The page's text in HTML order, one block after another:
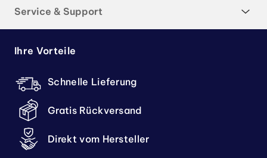
Service & Support
Ihre Vorteile
Schnelle Lieferung
Gratis Rückversand
Direkt vom Hersteller